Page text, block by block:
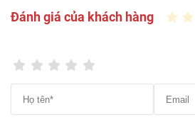
Ưu điểm nổi bật của sàn
– Bề mặt phủ lớp chống trầy
mòn tốt và chống tia UV hiệu
màu lâu dài trong suốt quá trình
Đánh giá của khách hàng